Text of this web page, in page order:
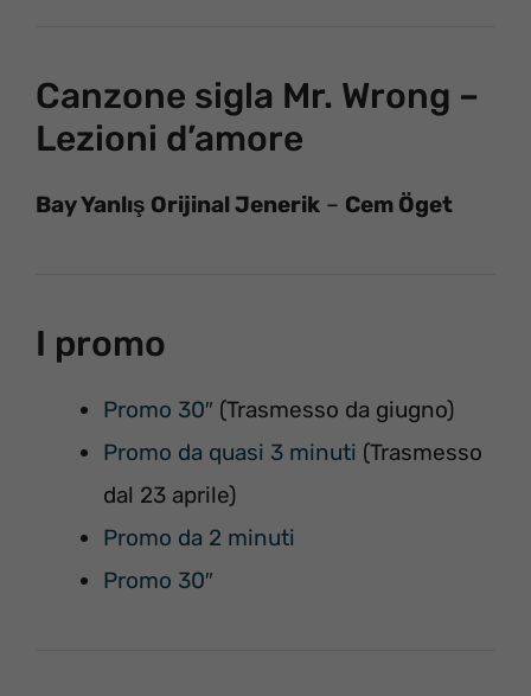
Canzone sigla Mr. Wrong –
Lezioni d’amore
Bay Yanlış Orijinal Jenerik – Cem Öget
I promo
Promo 30″ (Trasmesso da giugno)
Promo da quasi 3 minuti (Trasmesso
dal 23 aprile)
Promo da 2 minuti
Promo 30″